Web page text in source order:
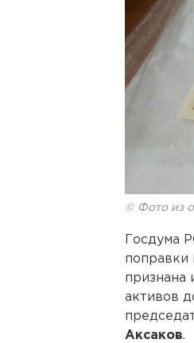
© Фото из
Госдума
поправки
признана
активов
Аксаков.